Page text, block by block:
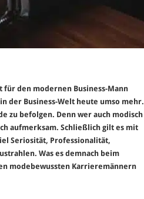
für den modernen Business-Mann
der Business-Welt heute umso mehr.
zu befolgen. Denn wer auch modisch
aufmerksam. Schließlich gilt es mit
Seriosität, Professionalität,
Was es demnach beim
modebewussten Karrieremännern